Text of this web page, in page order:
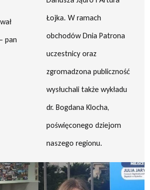
pan
Łojka. W ramach
obchodów Dnia Patrona
uczestnicy oraz
zgromadzona publiczność
wysłuchali także wykładu
dr. Bogdana Klocha,
poświęconego dziejom
naszego regionu.